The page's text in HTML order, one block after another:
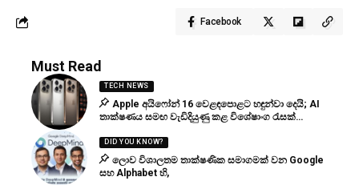
Facebook
Must Read
TECH NEWS
Apple අයිෆෝන් 16 වෙළඳපොළට හඳුන්වා දෙයි; AI
තාක්ෂණය සමඟ වැඩිදියුණු කළ විශේෂාංග රැසක්…
DID YOU KNOW?
ලොව විශාලතම තාක්ෂණික සමාගමක් වන Google
සහ Alphabet හි,